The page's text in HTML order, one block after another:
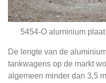
5454-O aluminium
De lengte van de
tankwagens op de markt
algemeen minder dan 3,5